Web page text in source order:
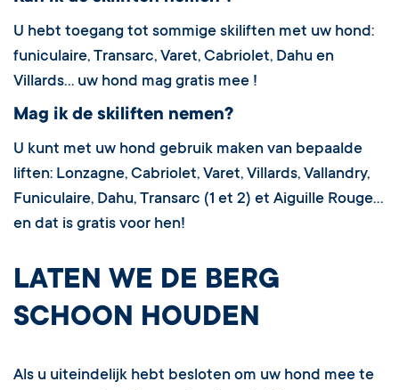
U hebt toegang tot sommige skiliften met uw hond:
funiculaire, Transarc, Varet, Cabriolet, Dahu en
Villards… uw hond mag gratis mee !
Mag ik de skiliften nemen?
U kunt met uw hond gebruik maken van bepaalde
liften: Lonzagne, Cabriolet, Varet, Villards, Vallandry,
Funiculaire, Dahu, Transarc (1 et 2) et Aiguille Rouge…
en dat is gratis voor hen!
LATEN WE DE BERG
SCHOON HOUDEN
Als u uiteindelijk hebt besloten om uw hond mee te